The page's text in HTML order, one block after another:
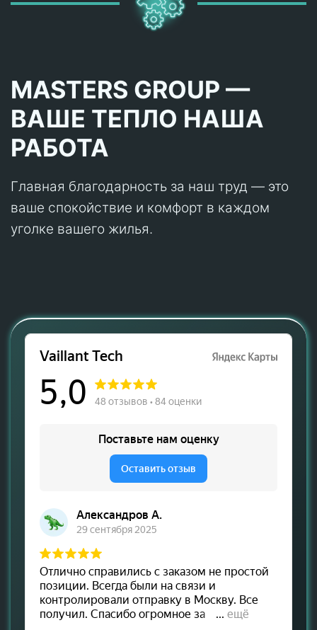
MASTERS GROUP —
ВАШЕ ТЕПЛО НАША
РАБОТА
Главная благодарность за наш труд — это
ваше спокойствие и комфорт в каждом
уголке вашего жилья.